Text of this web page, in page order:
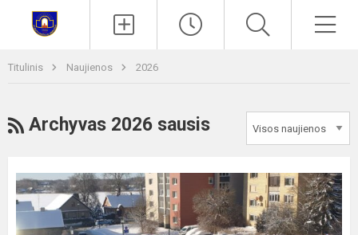
Titulinis Naujienos 2026
RSS
Archyvas 2026 sausis
Prognozuojama,
kad
pirmadienį